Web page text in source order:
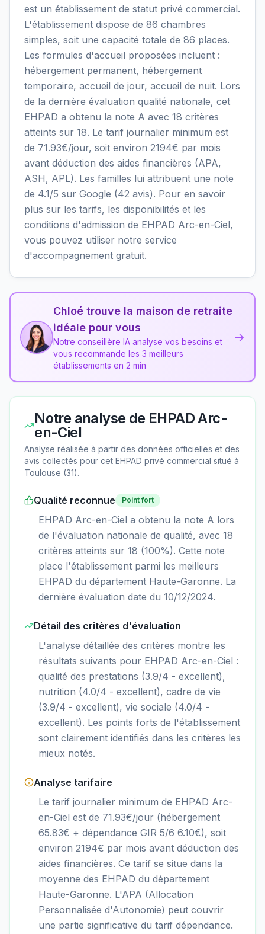
est un établissement de statut privé commercial.
L'établissement dispose de 86 chambres
simples, soit une capacité totale de 86 places.
Les formules d'accueil proposées incluent :
hébergement permanent, hébergement
temporaire, accueil de jour, accueil de nuit. Lors
de la dernière évaluation qualité nationale, cet
EHPAD a obtenu la note A avec 18 critères
atteints sur 18. Le tarif journalier minimum est
de 71.93€/jour, soit environ 2194€ par mois
avant déduction des aides financières (APA,
ASH, APL). Les familles lui attribuent une note
de 4.1/5 sur Google (42 avis). Pour en savoir
plus sur les tarifs, les disponibilités et les
conditions d'admission de EHPAD Arc-en-Ciel,
vous pouvez utiliser notre service
d'accompagnement gratuit.
Chloé trouve la maison de retraite
idéale pour vous
Notre conseillère IA analyse vos besoins et
vous recommande les 3 meilleurs
établissements en 2 min
→
Notre analyse de EHPAD Arc-
en-Ciel
Analyse réalisée à partir des données officielles et des
avis collectés pour cet EHPAD privé commercial situé à
Toulouse (31).
Qualité reconnue Point fort
EHPAD Arc-en-Ciel a obtenu la note A lors
de l'évaluation nationale de qualité, avec 18
critères atteints sur 18 (100%). Cette note
place l'établissement parmi les meilleurs
EHPAD du département Haute-Garonne. La
dernière évaluation date du 10/12/2024.
Détail des critères d'évaluation
L'analyse détaillée des critères montre les
résultats suivants pour EHPAD Arc-en-Ciel :
qualité des prestations (3.9/4 - excellent),
nutrition (4.0/4 - excellent), cadre de vie
(3.9/4 - excellent), vie sociale (4.0/4 -
excellent). Les points forts de l'établissement
sont clairement identifiés dans les critères les
mieux notés.
Analyse tarifaire
Le tarif journalier minimum de EHPAD Arc-
en-Ciel est de 71.93€/jour (hébergement
65.83€ + dépendance GIR 5/6 6.10€), soit
environ 2194€ par mois avant déduction des
aides financières. Ce tarif se situe dans la
moyenne des EHPAD du département
Haute-Garonne. L'APA (Allocation
Personnalisée d'Autonomie) peut couvrir
une partie significative du tarif dépendance.